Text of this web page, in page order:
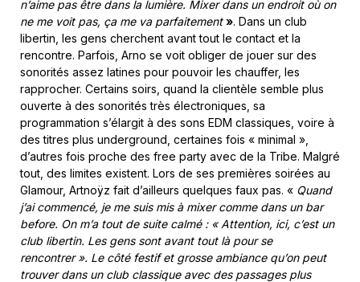
n’aime pas être dans la lumière. Mixer dans un endroit où on
ne me voit pas, ça me va parfaitement». Dans un club
libertin, les gens cherchent avant tout le contact et la
rencontre. Parfois, Arno se voit obliger de jouer sur des
sonorités assez latines pour pouvoir les chauffer, les
rapprocher. Certains soirs, quand la clientèle semble plus
ouverte à des sonorités très électroniques, sa
programmation s’élargit à des sons EDM classiques, voire à
des titres plus underground, certaines fois « minimal »,
d’autres fois proche des free party avec de la Tribe. Malgré
tout, des limites existent. Lors de ses premières soirées au
Glamour, Artnoÿz fait d’ailleurs quelques faux pas. « Quand
j’ai commencé, je me suis mis à mixer comme dans un bar
before. On m’a tout de suite calmé : « Attention, ici, c’est un
club libertin. Les gens sont avant tout là pour se
rencontrer ». Le côté festif et grosse ambiance qu’on peut
trouver dans un club classique avec des passages plus